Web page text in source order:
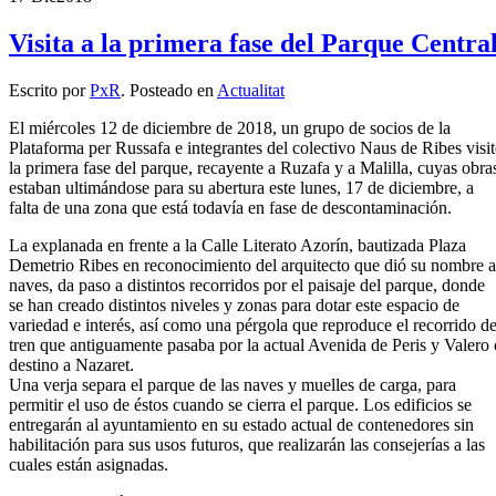
Visita a la primera fase del Parque Central
Escrito porPxR. Posteado en Actualitat
El miércoles 12 de diciembre de 2018, un grupo de socios de la
Plataforma per Russafa e integrantes del colectivo Naus de Ribes
la primera fase del parque, recayente a Ruzafa y a Malilla, cuyas
estaban ultimándose para su abertura este lunes, 17 de diciembre, a
falta de una zona que está todavía en fase de descontaminación.
La explanada en frente a la Calle Literato Azorín, bautizada Plaza
Demetrio Ribes en reconocimiento del arquitecto que dió su nombre
naves, da paso a distintos recorridos por el paisaje del parque, donde
se han creado distintos niveles y zonas para dotar este espacio de
variedad e interés, así como una pérgola que reproduce el recorrido
tren que antiguamente pasaba por la actual Avenida de Peris y Valero
destino a Nazaret.
Una verja separa el parque de las naves y muelles de carga, para
permitir el uso de éstos cuando se cierra el parque. Los edificios se
entregarán al ayuntamiento en su estado actual de contenedores sin
habilitación para sus usos futuros, que realizarán las consejerías a las
cuales están asignadas.